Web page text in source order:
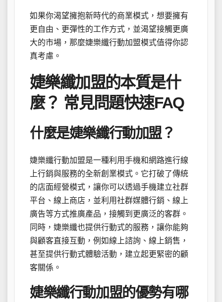
如果你渴望擁抱新時代的商業模式，想要擁有
更自由、更彈性的工作方式，並渴望接觸更廣
大的市場，那麼婕樂纖行動加盟模式值得你認
真考慮。
婕樂纖加盟的本質是什
麼？ 常見問題快速FAQ
什麼是婕樂纖行動加盟？
婕樂纖行動加盟是一種利用手機和網路進行線
上行銷與服務的全新創業模式。它打破了傳統
的店面經營模式，讓你可以透過手機建立社群
平台、線上商店，並利用社群媒體行銷、線上
廣告等方式推廣產品，接觸到更廣泛的客群。
同時，婕樂纖也提供行動式的服務，讓你能夠
與顧客直接互動，例如線上諮詢、線上銷售，
甚至提供行動式體驗活動，建立起更緊密的顧
客關係。
婕樂纖行動加盟的優勢有哪